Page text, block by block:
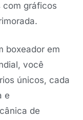
com gráficos
boxeador em
você
únicos, cada
e
de